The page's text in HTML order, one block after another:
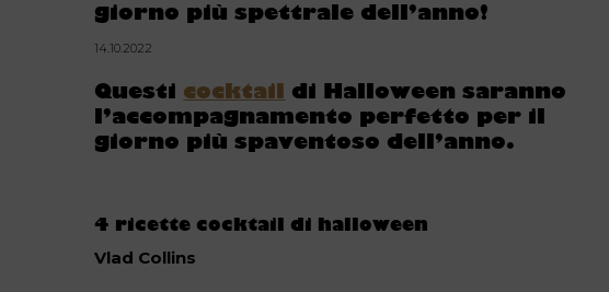
giorno più spettrale dell’anno!
14.10.2022
Questi cocktail
di Halloween saranno
l’accompagnamento perfetto per il
giorno più spaventoso dell’anno.
4 ricette cocktail di halloween
Vlad Collins